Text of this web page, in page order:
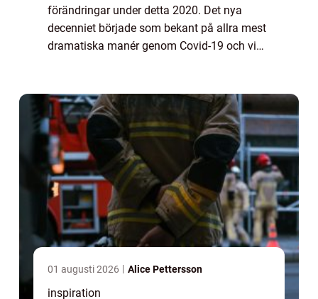
förändringar under detta 2020. Det nya
decenniet började som bekant på allra mest
dramatiska manér genom Covid-19 och vi
upplever nu ...
01 augusti 2026 Alice Pettersson
inspiration